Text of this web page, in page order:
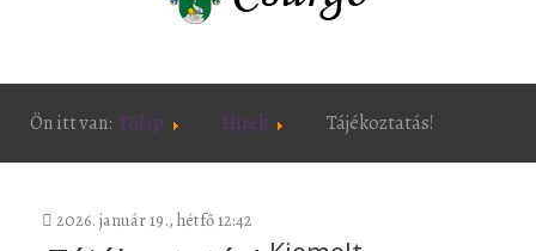
Ön itt van: Főlap Hírek Tájékoztatás!
2026. január 19., hétfő 12:42